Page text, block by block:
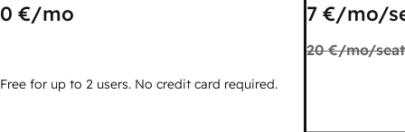
0 €/mo
Free for up to 2 users. No credit card required.
7 €/mo/
20 €/mo/seat